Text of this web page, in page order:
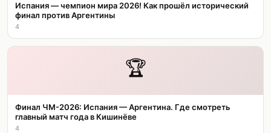
Испания — чемпион мира 2026! Как прошёл исторический
финал против Аргентины
4
🏆
Финал ЧМ-2026: Испания — Аргентина. Где смотреть
главный матч года в Кишинёве
4